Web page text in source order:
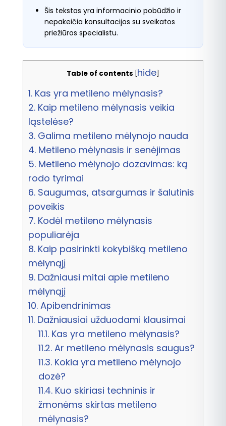
Šis tekstas yra informacinio pobūdžio ir
nepakeičia konsultacijos su sveikatos
priežiūros specialistu.
Table of contents hide
1. Kas yra metileno mėlynasis?
2. Kaip metileno mėlynasis veikia
ląstelėse?
3. Galima metileno mėlynojo nauda
4. Metileno mėlynasis ir senėjimas
5. Metileno mėlynojo dozavimas: ką
rodo tyrimai
6. Saugumas, atsargumas ir šalutinis
poveikis
7. Kodėl metileno mėlynasis
populiarėja
8. Kaip pasirinkti kokybišką metileno
mėlynąjį
9. Dažniausi mitai apie metileno
mėlynąjį
10. Apibendrinimas
11. Dažniausiai užduodami klausimai
11.1.Kas yra metileno mėlynasis?
11.2.Ar metileno mėlynasis saugus?
11.3.Kokia yra metileno mėlynojo
dozė?
11.4.Kuo skiriasi techninis ir
žmonėms skirtas metileno
mėlynasis?